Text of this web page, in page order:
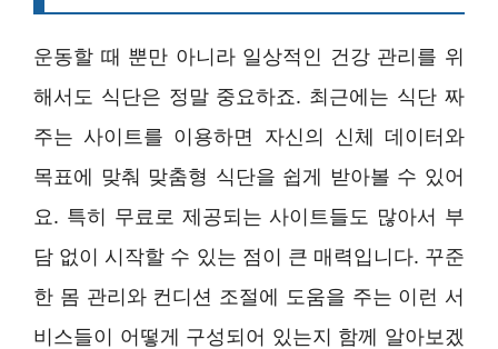
운동할 때 뿐만 아니라 일상적인 건강 관리를 위
해서도 식단은 정말 중요하죠. 최근에는 식단 짜
주는 사이트를 이용하면 자신의 신체 데이터와
목표에 맞춰 맞춤형 식단을 쉽게 받아볼 수 있어
요. 특히 무료로 제공되는 사이트들도 많아서 부
담 없이 시작할 수 있는 점이 큰 매력입니다. 꾸준
한 몸 관리와 컨디션 조절에 도움을 주는 이런 서
비스들이 어떻게 구성되어 있는지 함께 알아보겠